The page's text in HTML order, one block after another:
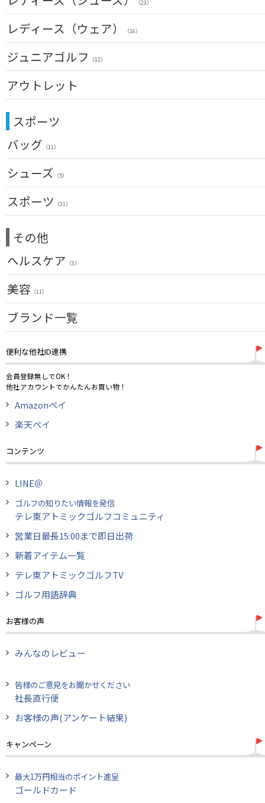
ベルト（33）
サングラス（73）
ネックレス （31）
その他（42）
シャフト
アイアンセット(左用)
アイアン単品(左用)（3）
ウェッジ(左用) （7）
パター(左用)
USモデル
フェアウェイウッド(女性用)
ユーティリティー(女性用)
アイアンセット(女性用)
アイアン単品(女性用)（14）
ウェッジ(女性用)
チッパー(女性用)
USモデル
クラブケース
（23）
レディース（ウェア） （16）
トップス（5）
レインウェア
グローブ
その他
ジュニアゴルフ （12）
アウトレット
ドライバー
フェアウェイウッド
ユーティリティー
アイアンセット
アイアン単品
ウェッジ
パター
ゴルフバッグ
キャディバッグ
ゴルフシューズ
ウェア
その他
スポーツ
バッグ （11）
メンズ
スーツケース
シューズ （5）
アクセサリー
メンズ
スポーツ （31）
アウトドア
アクセサリー
その他
ヘルスケア （3）
サポーター
美容 （11）
UVケア（11）
ブランド一覧
便利な他社ID連携
会員登録無しでOK！
他社アカウントでかんたんお買い物！
Amazonペイ
楽天ペイ
コンテンツ
LINE＠
ゴルフの知りたい情報を発信
テレ東アトミックゴルフコミュニティ
営業日最長15:00まで即日出荷
新着アイテム一覧
テレ東アトミックゴルフTV
ゴルフ用語辞典
お客様の声
みんなのレビュー
皆様のご意見をお聞かせください
社長直行便
お客様の声(アンケート結果)
キャンペーン
最大1万円相当のポイント進呈
ゴールドカード